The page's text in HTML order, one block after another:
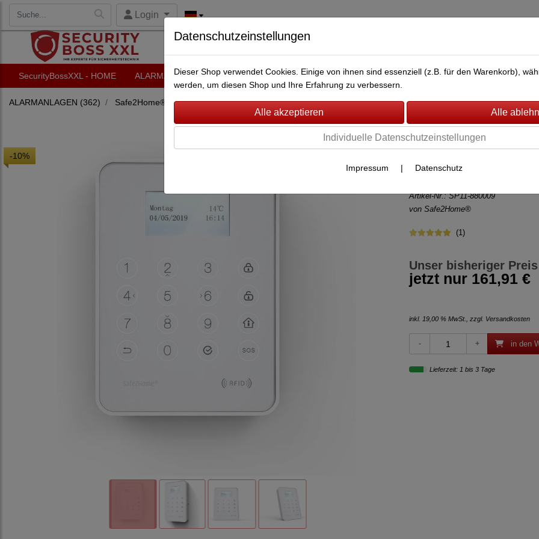
Login
SecurityBossXXL - HOME ALARMANLAGEN VIDEO-ÜBERWACHUNG FAHRZEUG-ÜBERWACHUNG
ALARMANLAGEN (362) Safe2Home® (53) Safe2Home® Alarmsystem SP310(22)
-10%
Safe2Home®
Basis der
Artikel-Nr.:SP11-880009
von Safe2Home®
(1)
Unser bisheriger
jetzt nur 161,91 €
inkl. 19,00 % MwSt., zzgl. Versandkosten
in den
Lieferzeit: 1 bis 3 Tage
Datenschutzeinstellungen
Dieser Shop verwendet Cookies. Einige von ihnen sind essenziell (z.B. für den Warenkorb),
werden, um diesen Shop und Ihre Erfahrung zu verbessern.
Individuelle Datenschutzeinstellungen
Impressum | Datenschutz